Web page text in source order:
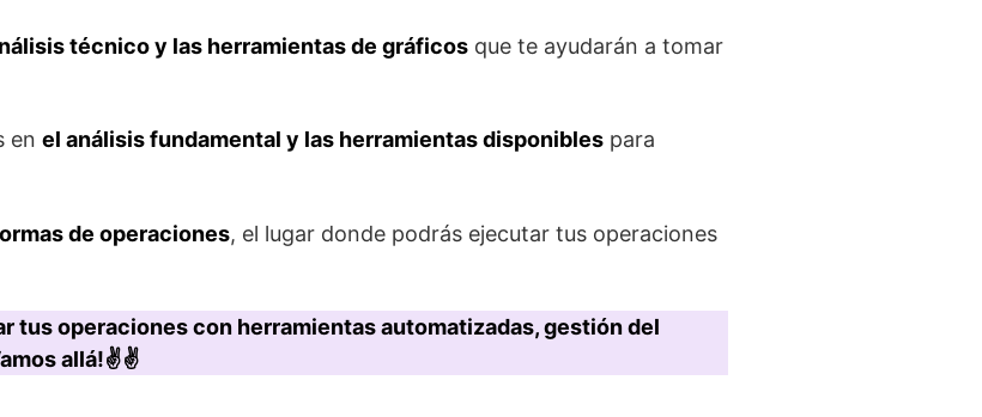
técnico y las herramientas de gráficos que te ayudarán a tomar
en el análisis fundamental y las herramientas disponibles para
de operaciones, el lugar donde podrás ejecutar tus operaciones
tus operaciones con herramientas automatizadas, gestión del
allá!✌️ ✌️